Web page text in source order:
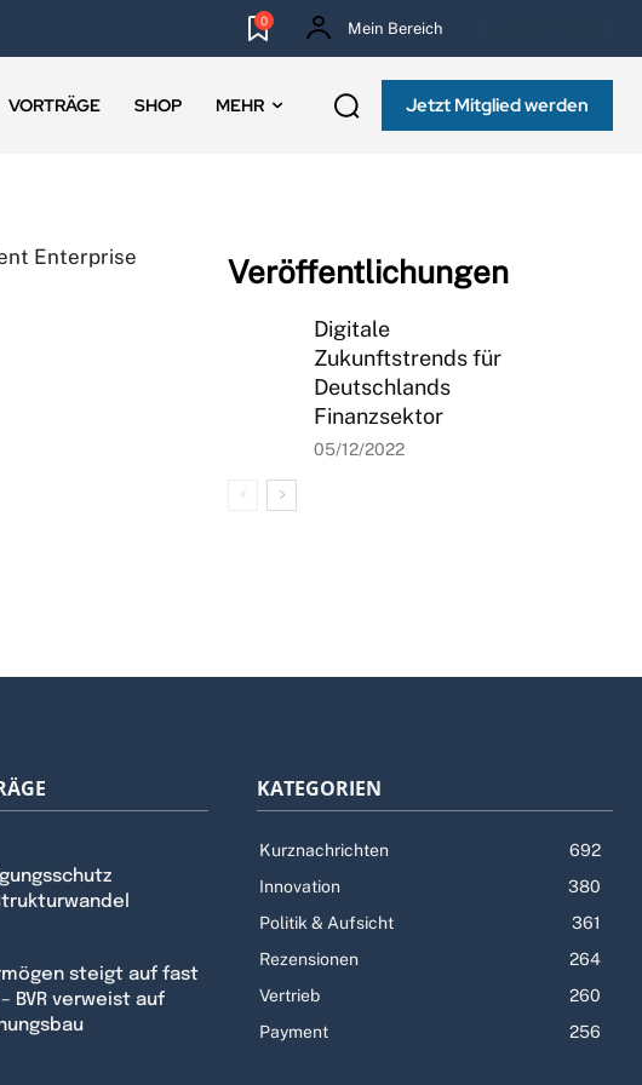
0 Mein Bereich
VORTRÄGE SHOP MEHR Jetzt Mitglied werden
Enterprise
Veröffentlichungen
Digitale
Zukunftstrends für
Deutschlands
Finanzsektor
05/12/2022
steigt auf fast
BVR verweist auf
KATEGORIEN
Kurznachrichten
692
Innovation
380
Politik & Aufsicht
361
Rezensionen
264
Vertrieb
260
Payment
256